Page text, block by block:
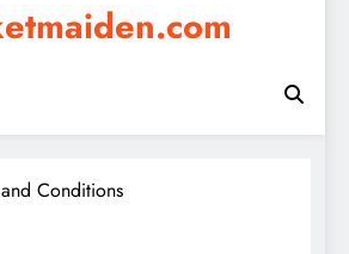
and Conditions